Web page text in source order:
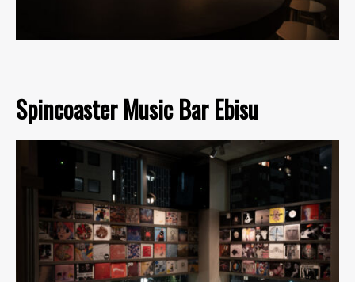
Spincoaster Music Bar Ebisu